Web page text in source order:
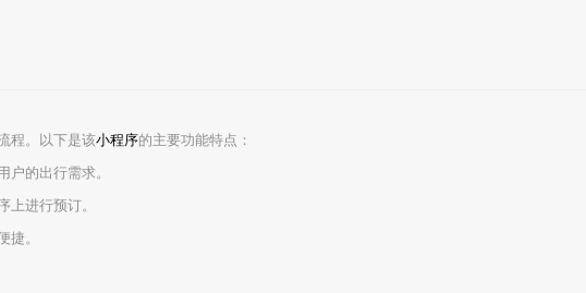
程。以下是该小程序的主要功能特点：
的出行需求。
进行预订。
。